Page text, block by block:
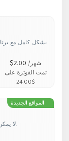
$2.00/شهر
تمت الفوترة على
$24.00
المواقع الجديدة
احصل على عنوان IP لا يمكن لأحد سواك الوصول إليه.